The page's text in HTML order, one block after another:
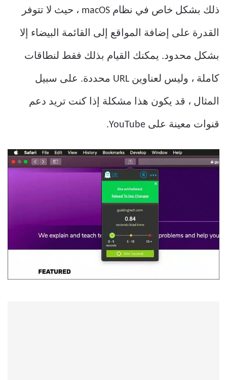
ذلك بشكل خاص في نظام macOS ، حيث لا تتوفر
القدرة على إضافة المواقع إلى القائمة البيضاء إلا
بشكل محدود. يمكنك القيام بذلك فقط لنطاقات
كاملة ، وليس لعناوين URL محددة. على سبيل
المثال ، قد يكون هذا مشكلة إذا كنت تريد دعم
قنوات معينة على YouTube.